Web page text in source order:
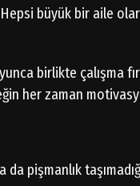
büyük bir aile
birlikte çalışma
her zaman
pişmanlık